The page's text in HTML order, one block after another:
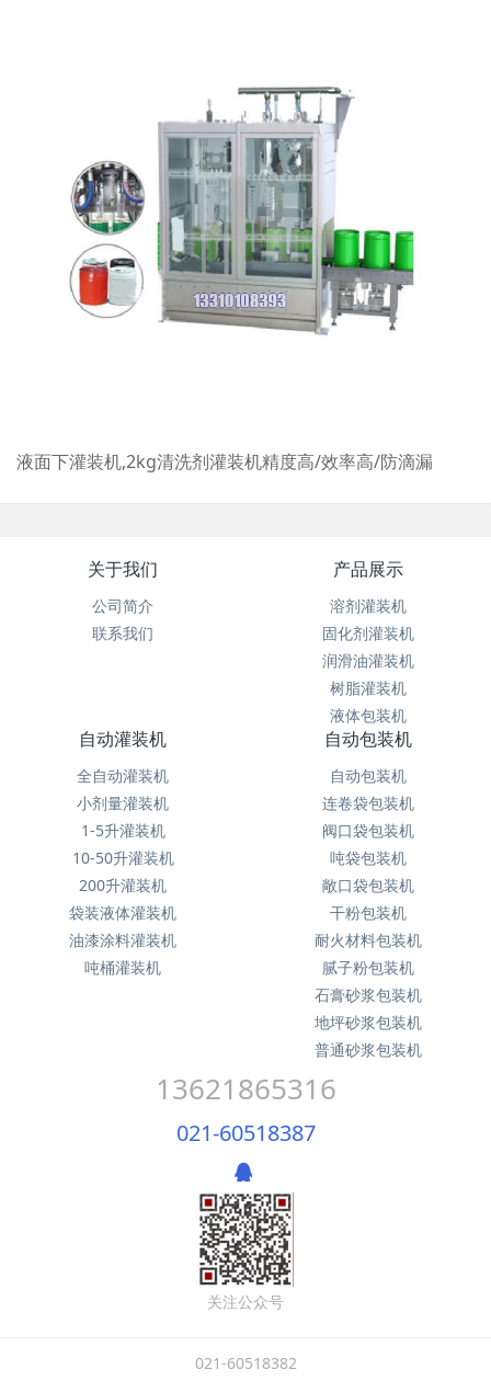
液面下灌装机,2kg清洗剂灌装机精度高/效率高/防滴漏
关于我们
公司简介
联系我们
产品展示
溶剂灌装机
固化剂灌装机
润滑油灌装机
树脂灌装机
液体包装机
自动灌装机
全自动灌装机
小剂量灌装机
1-5升灌装机
10-50升灌装机
200升灌装机
袋装液体灌装机
油漆涂料灌装机
吨桶灌装机
自动包装机
自动包装机
连卷袋包装机
阀口袋包装机
吨袋包装机
敞口袋包装机
干粉包装机
耐火材料包装机
腻子粉包装机
石膏砂浆包装机
地坪砂浆包装机
普通砂浆包装机
13621865316
021-60518387
关注公众号
021-60518382